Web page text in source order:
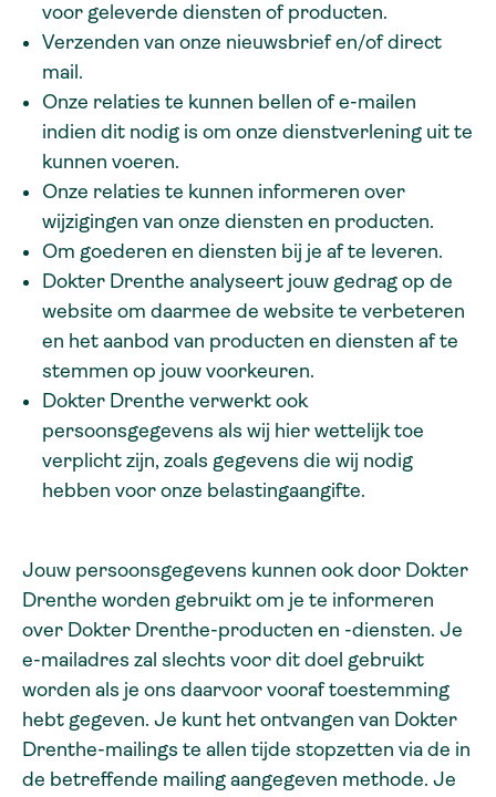
voor geleverde diensten of producten.
Verzenden van onze nieuwsbrief en/of direct
mail.
Onze relaties te kunnen bellen of e-mailen
indien dit nodig is om onze dienstverlening uit te
kunnen voeren.
Onze relaties te kunnen informeren over
wijzigingen van onze diensten en producten.
Om goederen en diensten bij je af te leveren.
Dokter Drenthe analyseert jouw gedrag op de
website om daarmee de website te verbeteren
en het aanbod van producten en diensten af te
stemmen op jouw voorkeuren.
Dokter Drenthe verwerkt ook
persoonsgegevens als wij hier wettelijk toe
verplicht zijn, zoals gegevens die wij nodig
hebben voor onze belastingaangifte.
Jouw persoonsgegevens kunnen ook door Dokter
Drenthe worden gebruikt om je te informeren
over Dokter Drenthe-producten en -diensten. Je
e-mailadres zal slechts voor dit doel gebruikt
worden als je ons daarvoor vooraf toestemming
hebt gegeven. Je kunt het ontvangen van Dokter
Drenthe-mailings te allen tijde stopzetten via de in
de betreffende mailing aangegeven methode. Je